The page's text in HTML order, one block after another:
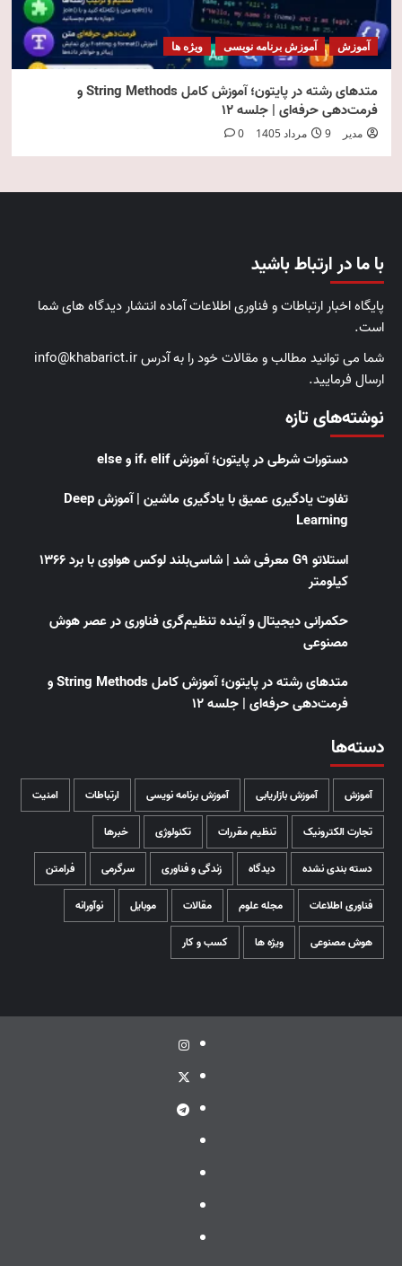
آموزش آموزش برنامه نویسی ویژه ها
متدهای رشته در پایتون؛ آموزش کامل String Methods و
فرمت‌دهی حرفه‌ای | جلسه ۱۲
مدیر 9 مرداد 1405 0
با ما در ارتباط باشید
پایگاه اخبار ارتباطات و فناوری اطلاعات آماده انتشار دیدگاه های شما
است.
شما می توانید مطالب و مقالات خود را به آدرس info@khabarict.ir
ارسال فرمایید.
نوشته‌های تازه
دستورات شرطی در پایتون؛ آموزش if، elif و else
تفاوت یادگیری عمیق با یادگیری ماشین | آموزش Deep
Learning
استلاتو G9 معرفی شد | شاسی‌بلند لوکس هواوی با برد ۱۳۶۶
کیلومتر
حکمرانی دیجیتال و آینده تنظیم‌گری فناوری در عصر هوش
مصنوعی
متدهای رشته در پایتون؛ آموزش کامل String Methods و
فرمت‌دهی حرفه‌ای | جلسه ۱۲
دسته‌ها
آموزش آموزش بازاریابی آموزش برنامه نویسی ارتباطات امنیت
تجارت الکترونیک تنظیم مقررات تکنولوژی خبرها
دسته بندی نشده دیدگاه زندگی و فناوری سرگرمی فرامتن
فناوری اطلاعات مجله علوم مقالات موبایل نوآورانه
هوش مصنوعی ویژه ها کسب و کار
اینستاگرام
توئیتر
تلگرام